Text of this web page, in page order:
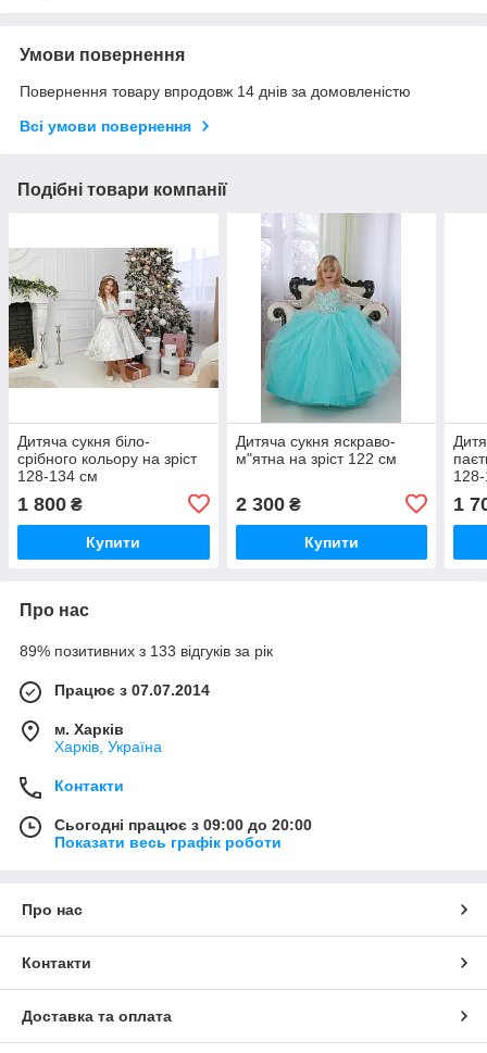
Умови повернення
Повернення товару впродовж 14 днів за домовленістю
Всі умови повернення
Подібні товари компанії
Дитяча сукня біло-
срібного кольору на зріст
128-134 см
1 800 ₴
Купити
Дитяча сукня яскраво-
м"ятна на зріст 122 см
2 300₴
Купити
1
Про нас
89% позитивних з 133 відгуків за рік
Працює з 07.07.2014
м. Харків
Харків, Україна
Контакти
Сьогодні працює з 09:00 до 20:00
Показати весь графік роботи
Про нас
Контакти
Доставка та оплата